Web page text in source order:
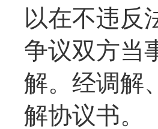
以在不违反
争议双方当
解。经调解
解协议书。